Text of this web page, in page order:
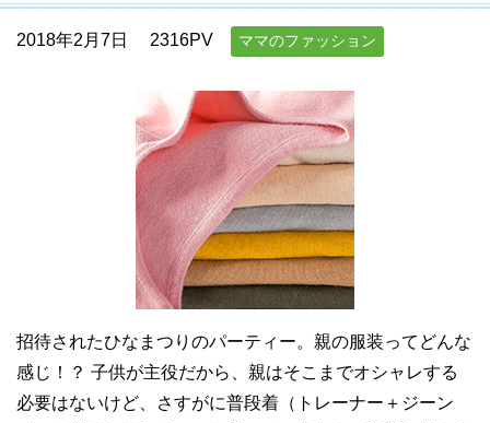
2018年2月7日 2316PV ママのファッション
招待されたひなまつりのパーティー。親の服装ってどんな
感じ！？ 子供が主役だから、親はそこまでオシャレする
必要はないけど、さすがに普段着（トレーナー＋ジーン